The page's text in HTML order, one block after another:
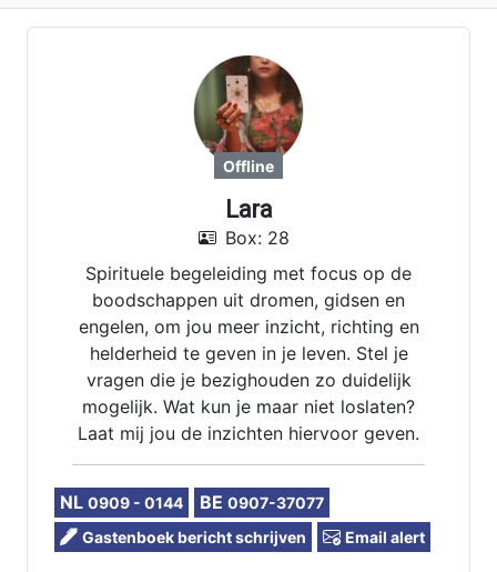
Offline
Lara
Box: 28
Spirituele begeleiding met focus op de
boodschappen uit dromen, gidsen en
engelen, om jou meer inzicht, richting en
helderheid te geven in je leven. Stel je
vragen die je bezighouden zo duidelijk
mogelijk. Wat kun je maar niet loslaten?
Laat mij jou de inzichten hiervoor geven.
NL 0909 - 0144 BE 0907-37077
Gastenboek bericht schrijven
Email alert